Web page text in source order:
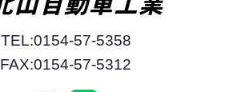
TEL:0154-57-5358
FAX:0154-57-5312